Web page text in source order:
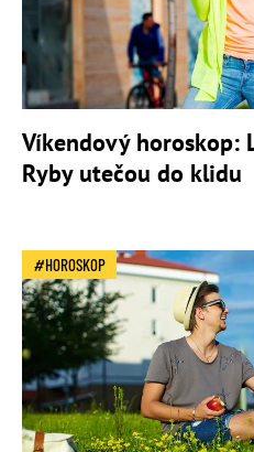
Víkendový horoskop:
Ryby utečou do klidu
HOROSKOP